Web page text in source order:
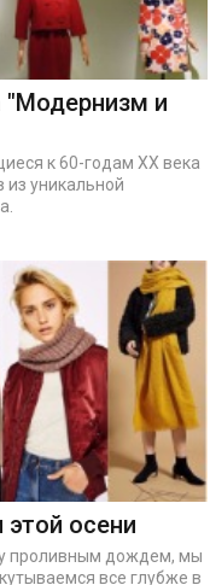
"Модернизм и
к 60-годам ХХ века
уникальной
осени
проливным дождем, мы
все глубже в